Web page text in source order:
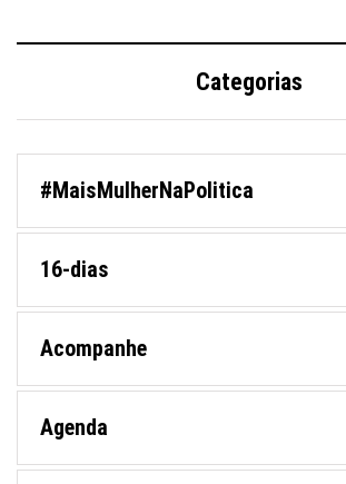
Categorias
#MaisMulherNaPolitica
16-dias
Acompanhe
Agenda